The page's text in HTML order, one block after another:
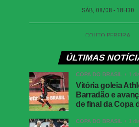
ÚLTIMAS
COPA DO BRASIL 1
Vitória goleia
Barradão e
de final da Copa
COPA DO BRASIL 1